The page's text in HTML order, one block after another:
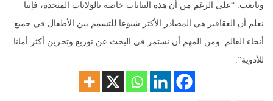
وتابعت: “على الرغم من أن هذه البيانات خاصة بالولايات المتحدة، فإننا
نعلم أن العقاقير هي المصادر الأكثر شيوعا للتسمم بين الأطفال في جميع
أنحاء العالم. ومن المهم أن نستمر في البحث عن توزيع وتخزين أكثر أمانا
للأدوية”.